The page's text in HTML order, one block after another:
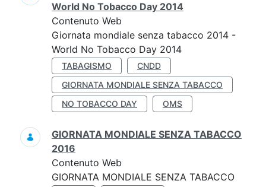
World No Tobacco Day 2014
Contenuto Web
Giornata mondiale senza tabacco 2014 -
World No Tobacco Day 2014
TABAGISMO
CNDD
GIORNATA MONDIALE SENZA TABACCO
NO TOBACCO DAY
OMS
GIORNATA MONDIALE SENZA TABACCO
2016
Contenuto Web
GIORNATA MONDIALE SENZA TABACCO